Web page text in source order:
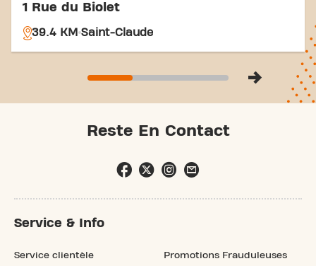
1 Rue du Biolet
39.4 KM Saint-Claude
Reste En Contact
Service & Info
Service clientèle Promotions Frauduleuses